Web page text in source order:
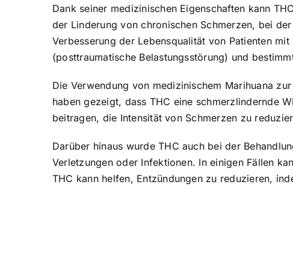
Dank seiner medizinischen Eigenschaften kann
der Linderung von chronischen Schmerzen, bei
Verbesserung der Lebensqualität von Patienten
(posttraumatische Belastungsstörung) und
Die Verwendung von medizinischem Marihuana
haben gezeigt, dass THC eine schmerzlindernde
beitragen, die Intensität von Schmerzen zu
Darüber hinaus wurde THC auch bei der
Verletzungen oder Infektionen. In einigen Fällen
THC kann helfen, Entzündungen zu reduzieren,